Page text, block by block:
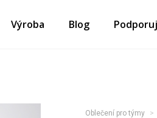
Výroba Blog
Oblečení pro týmy